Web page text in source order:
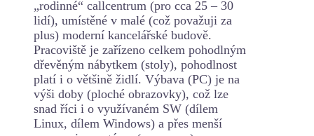
„rodinné“ callcentrum (pro cca 25 – 30
lidí), umístěné v malé (což považuji za
plus) moderní kancelářské budově.
Pracoviště je zařízeno celkem pohodlným
dřevěným nábytkem (stoly), pohodlnost
platí i o většině židlí. Výbava (PC) je na
výši doby (ploché obrazovky), což lze
snad říci i o využívaném SW (dílem
Linux, dílem Windows) a přes menší